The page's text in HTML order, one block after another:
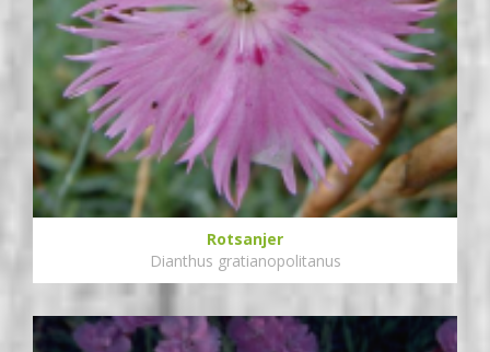
Rotsanjer
Dianthus gratianopolitanus